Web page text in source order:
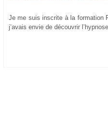
Je me suis inscrite à la formation
j’avais envie de découvrir